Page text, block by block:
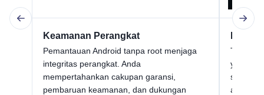
Keamanan Perangkat
Pemantauan Android tanpa root menjaga
integritas perangkat. Anda
mempertahankan cakupan garansi,
pembaruan keamanan, dan dukungan
Tidak
yang
seperti
atau file